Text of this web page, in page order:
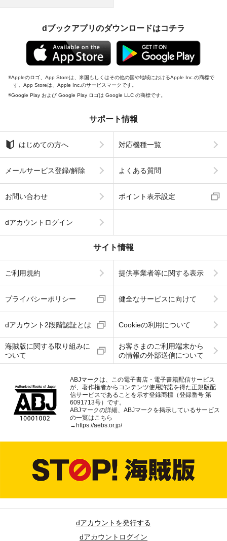
dブックアプリのダウンロードはコチラ
Appleのロゴ、App Storeは、米国もしくはその他の国や地域におけるApple Inc.の商標で
す。App Storeは、Apple Inc.のサービスマークです。
Google Play および Google Play ロゴは Google LLC の商標です。
サポート情報
はじめての方へ 対応機種一覧
メールサービス登録/解除 よくある質問
お問い合わせ ポイント表示設定
dアカウントログイン
サイト情報
ご利用規約 提供事業者等に関する表示
プライバシーポリシー 健全なサービスに向けて
dアカウント2段階認証とは Cookieの利用について
海賊版に関する取り組みに
ついて
お客さまのご利用端末から
の情報の外部送信について
ABJマークは、この電子書店・電子書籍配信サービス
が、著作権者からコンテンツ使用許諾を得た正規版配
信サービスであることを示す登録商標（登録番号 第
6091713号）です。
ABJマークの詳細、ABJマークを掲示しているサービス
の一覧はこちら
→ https://aebs.or.jp/
dアカウントを発行する
dアカウントログイン